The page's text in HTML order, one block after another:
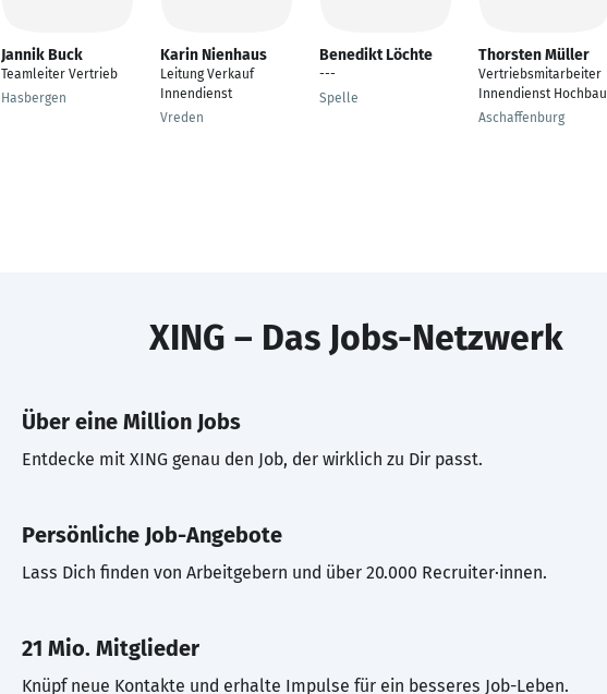
Jannik Buck
Teamleiter Vertrieb
Hasbergen
Karin Nienhaus
Leitung Verkauf
Innendienst
Vreden
Benedikt Löchte
---
Spelle
Thorsten Müller
Vertriebsmitarbeiter
Innendienst Hochbau
Aschaffenburg
XING – Das Jobs-Netzwerk
Über eine Million Jobs
Entdecke mit XING genau den Job, der wirklich zu Dir passt.
Persönliche Job-Angebote
Lass Dich finden von Arbeitgebern und über 20.000 Recruiter·innen.
21 Mio. Mitglieder
Knüpf neue Kontakte und erhalte Impulse für ein besseres Job-Leben.